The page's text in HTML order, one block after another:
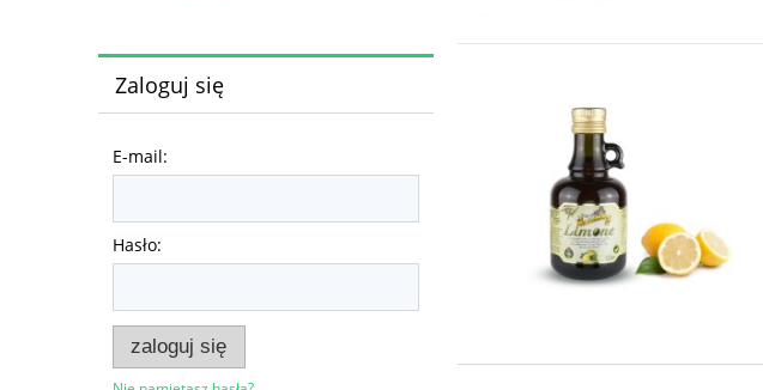
Zaloguj się
E-mail:
Hasło:
zaloguj się